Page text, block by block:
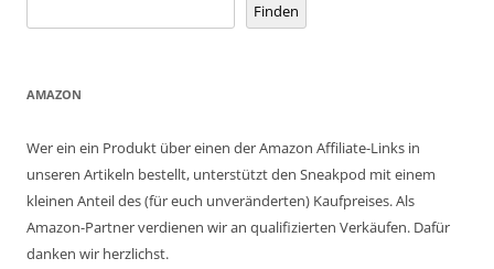
Finden
AMAZON
Wer ein ein Produkt über einen der Amazon Affiliate-Links in
unseren Artikeln bestellt, unterstützt den Sneakpod mit einem
kleinen Anteil des (für euch unveränderten) Kaufpreises. Als
Amazon-Partner verdienen wir an qualifizierten Verkäufen. Dafür
danken wir herzlichst.